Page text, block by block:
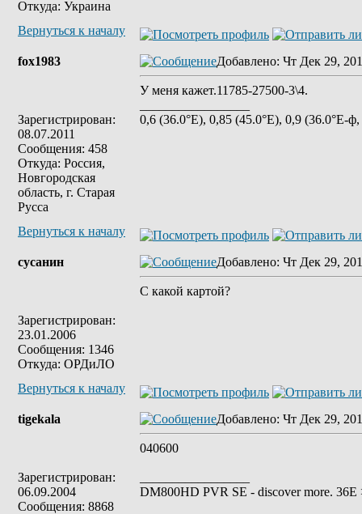
Откуда: Украина
Вернуться к началу
fox1983
Зарегистрирован:
08.07.2011
Сообщения: 458
Откуда: Россия,
Новгородская
область, г. Старая
Русса
Добавлено: Чт Дек 29,
У меня кажет.11785-27500-3\4.
0,6 (36.0°E), 0,85 (45.0°E), 0,9 (36.0°E-
Вернуться к началу
сусанин
Зарегистрирован:
23.01.2006
Сообщения: 1346
Откуда: ОРДиЛО
Добавлено: Чт Дек 29,
С какой картой?
Вернуться к началу
tigekala
Зарегистрирован:
06.09.2004
Сообщения: 8868
Добавлено: Чт Дек 29,
040600
DM800HD PVR SE - discover more.